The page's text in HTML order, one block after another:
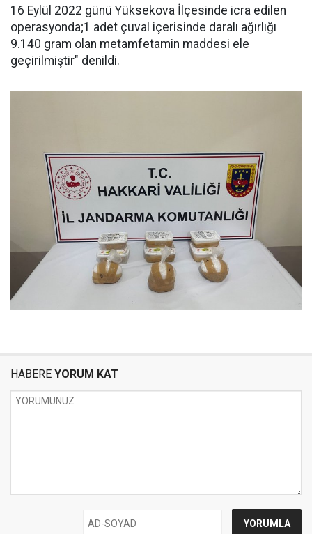
16 Eylül 2022 günü Yüksekova İlçesinde icra edilen
operasyonda;1 adet çuval içerisinde daralı ağırlığı
9.140 gram olan metamfetamin maddesi ele
geçirilmiştir" denildi.
HABERE YORUM KAT